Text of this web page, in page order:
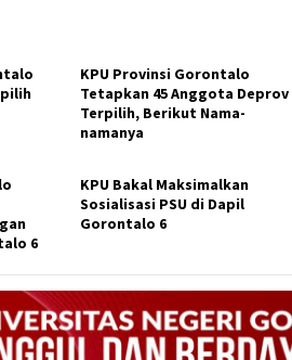
KPU Provinsi Gorontalo
Tetapkan 45 Anggota Deprov
Terpilih, Berikut Nama-
namanya
6
KPU Bakal Maksimalkan
Sosialisasi PSU di Dapil
Gorontalo 6